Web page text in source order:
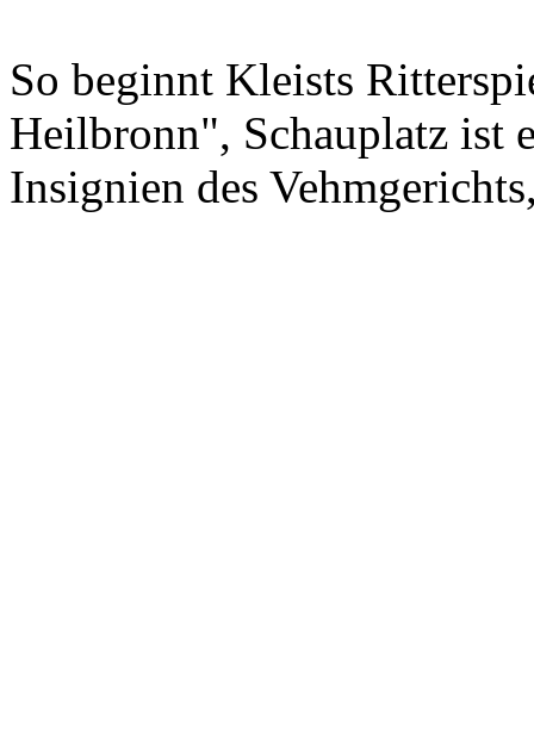
So beginnt Kleists
Heilbronn", Schauplatz ist
Insignien des